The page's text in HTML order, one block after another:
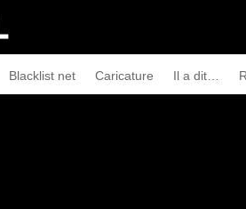
Blacklist net Caricature Il a dit…